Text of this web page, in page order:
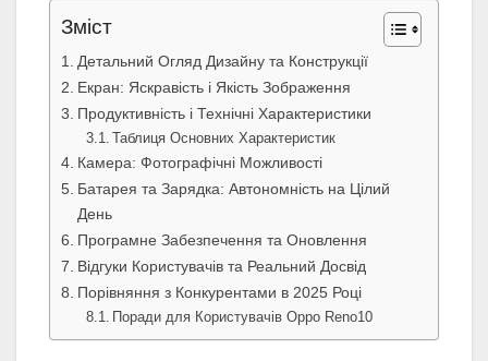
Зміст
Детальний Огляд Дизайну та Конструкції
Екран: Яскравість і Якість Зображення
Продуктивність і Технічні Характеристики
Таблиця Основних Характеристик
Камера: Фотографічні Можливості
Батарея та Зарядка: Автономність на Цілий
День
Програмне Забезпечення та Оновлення
Відгуки Користувачів та Реальний Досвід
Порівняння з Конкурентами в 2025 Році
Поради для Користувачів Oppo Reno10